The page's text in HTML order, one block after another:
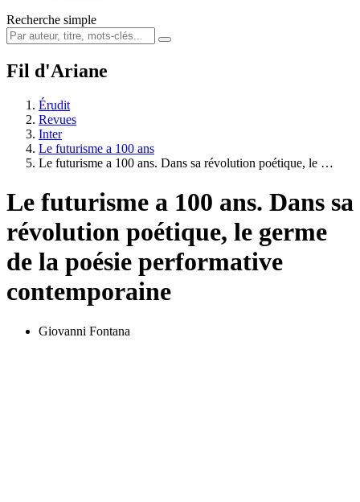
Recherche simple
Fil d'Ariane
Érudit
Revues
Inter
Le futurisme a 100 ans
Le futurisme a 100 ans. Dans sa révolution poétique, le …
Le futurisme a 100 ans. Dans sa
révolution poétique, le germe
de la poésie performative
contemporaine
Giovanni Fontana